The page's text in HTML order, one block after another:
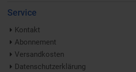
Service
Kontakt
Abonnement
Versandkosten
Datenschutzerklärung